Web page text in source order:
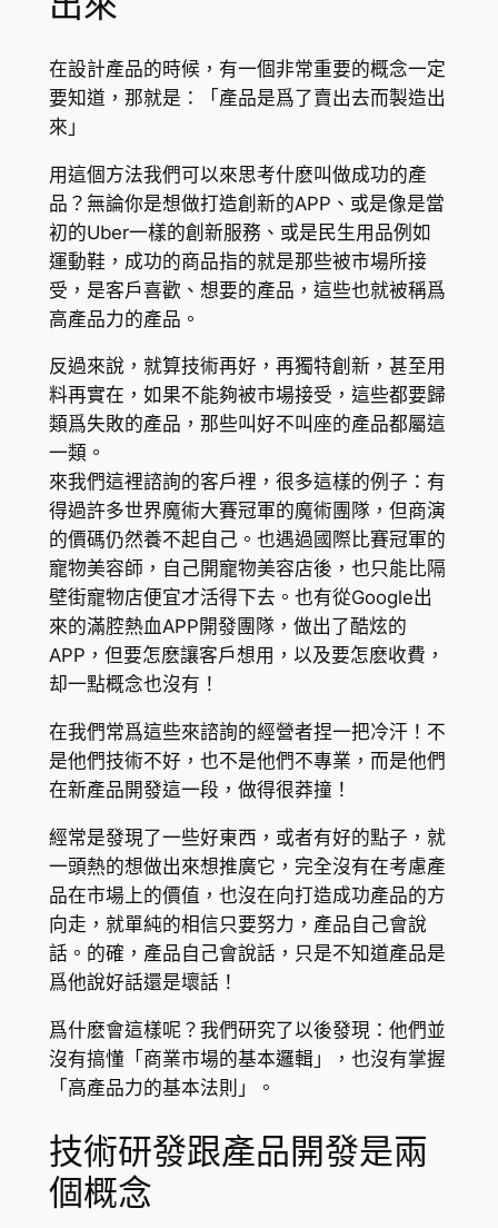
在設計產品的時候，有一個非常重要的概念一定
要知道，那就是：「產品是爲了賣出去而製造出
來」
用這個方法我們可以來思考什麽叫做成功的產
品？無論你是想做打造創新的APP、或是像是當
初的Uber一樣的創新服務、或是民生用品例如
運動鞋，成功的商品指的就是那些被市場所接
受，是客戶喜歡、想要的產品，這些也就被稱爲
高產品力的產品。
反過來說，就算技術再好，再獨特創新，甚至用
料再實在，如果不能夠被市場接受，這些都要歸
類爲失敗的產品，那些叫好不叫座的產品都屬這
一類。
來我們這裡諮詢的客戶裡，很多這樣的例子：有
得過許多世界魔術大賽冠軍的魔術團隊，但商演
的價碼仍然養不起自己。也遇過國際比賽冠軍的
寵物美容師，自己開寵物美容店後，也只能比隔
壁街寵物店便宜才活得下去。也有從Google出
來的滿腔熱血APP開發團隊，做出了酷炫的
APP，但要怎麽讓客戶想用，以及要怎麽收費，
却一點概念也沒有！
在我們常爲這些來諮詢的經營者捏一把冷汗！不
是他們技術不好，也不是他們不專業，而是他們
在新產品開發這一段，做得很莽撞！
經常是發現了一些好東西，或者有好的點子，就
一頭熱的想做出來想推廣它，完全沒有在考慮產
品在市場上的價值，也沒在向打造成功產品的方
向走，就單純的相信只要努力，產品自己會說
話。的確，產品自己會說話，只是不知道產品是
爲他說好話還是壞話！
爲什麽會這樣呢？我們研究了以後發現：他們並
沒有搞懂「商業市場的基本邏輯」，也沒有掌握
「高產品力的基本法則」。
技術研發跟產品開發是兩
個概念